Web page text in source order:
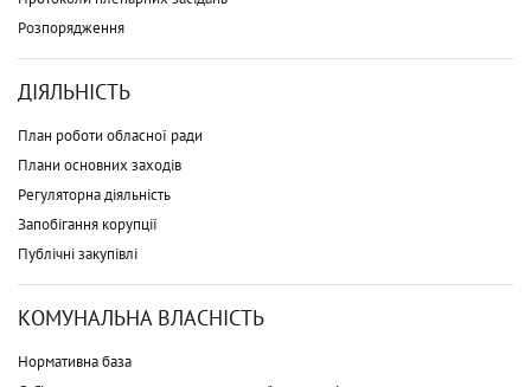
Розпорядження
ДІЯЛЬНІСТЬ
План роботи обласної ради
Плани основних заходів
Регуляторна діяльність
Запобігання корупції
Публічні закупівлі
КОМУНАЛЬНА ВЛАСНІСТЬ
Нормативна база